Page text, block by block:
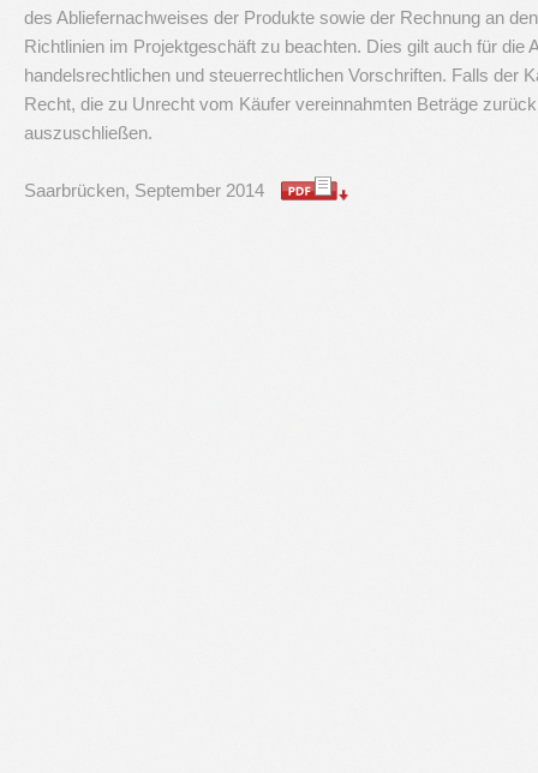
des Abliefernachweises der Produkte sowie der Rechnung an
Richtlinien im Projektgeschäft zu beachten. Dies gilt auch für
handelsrechtlichen und steuerrechtlichen Vorschriften. Falls der
Recht, die zu Unrecht vom Käufer vereinnahmten Beträge
auszuschließen.
Saarbrücken, September 2014